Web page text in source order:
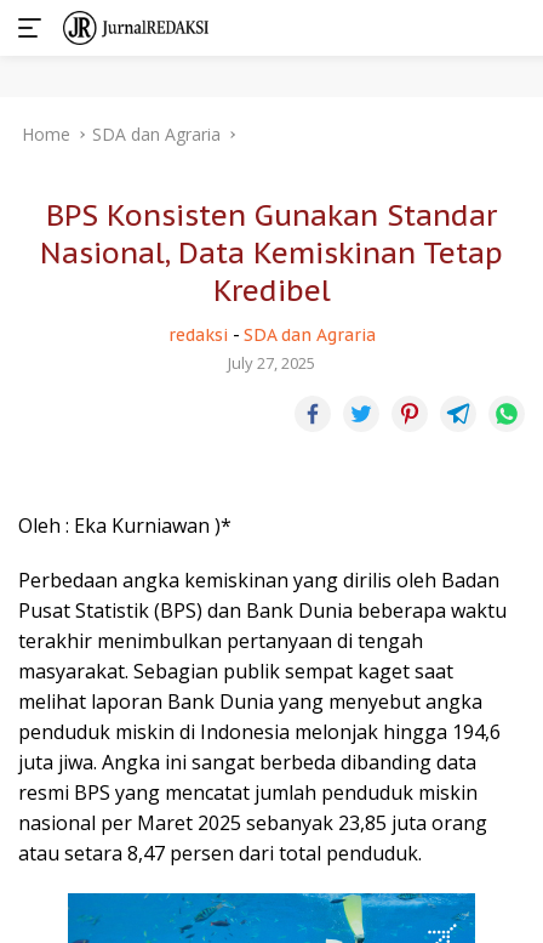
Home SDA dan Agraria
BPS Konsisten Gunakan Standar
Nasional, Data Kemiskinan Tetap
Kredibel
redaksi - SDA dan Agraria
July 27, 2025
Oleh : Eka Kurniawan )*
Perbedaan angka kemiskinan yang dirilis oleh Badan
Pusat Statistik (BPS) dan Bank Dunia beberapa waktu
terakhir menimbulkan pertanyaan di tengah
masyarakat. Sebagian publik sempat kaget saat
melihat laporan Bank Dunia yang menyebut angka
penduduk miskin di Indonesia melonjak hingga 194,6
juta jiwa. Angka ini sangat berbeda dibanding data
resmi BPS yang mencatat jumlah penduduk miskin
nasional per Maret 2025 sebanyak 23,85 juta orang
atau setara 8,47 persen dari total penduduk.